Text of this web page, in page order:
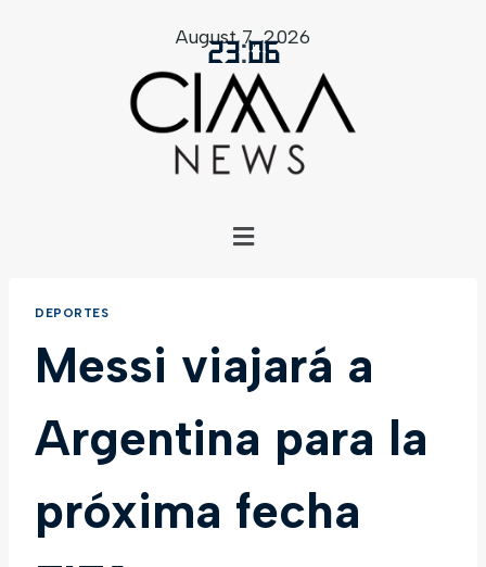
23:06
August 7, 2026
DEPORTES
Messi viajará a
Argentina para la
próxima fecha